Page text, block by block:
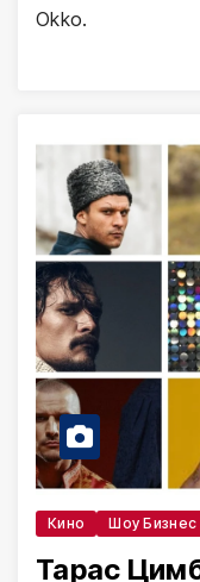
Okko.
Кино Шоу Бизнес
Тарас